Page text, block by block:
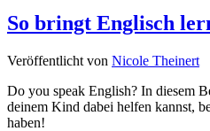
So bringt Englisch
Veröffentlicht von Nicole Theinert
Do you speak English? In diesem
deinem Kind dabei helfen kannst,
haben!